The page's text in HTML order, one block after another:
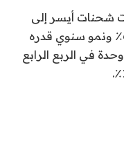
من عام 2022 ، وصلت شحنات أيسر إلى
69000 وحدة بحصة سوقية تبلغ 6.0٪ ونمو سنوي قدره
214٪. قامت الشركة بشحن 22000 وحدة في الربع الرابع